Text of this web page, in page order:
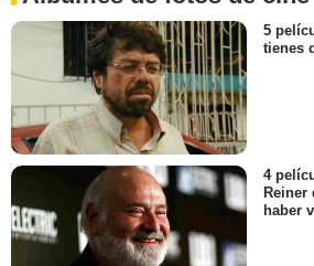
5
tienes
4
Reiner
haber